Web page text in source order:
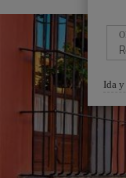
una
Ida